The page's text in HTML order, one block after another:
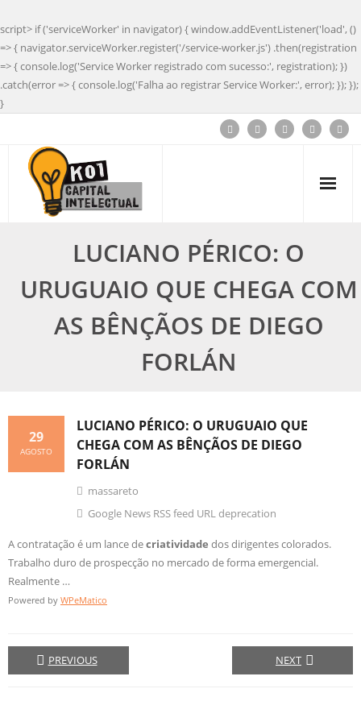
script> if ('serviceWorker' in navigator) { window.addEventListener('load', ()
=> { navigator.serviceWorker.register('/service-worker.js') .then(registration
=> { console.log('Service Worker registrado com sucesso:', registration); })
.catch(error => { console.log('Falha ao registrar Service Worker:', error); }); });
}
LUCIANO PÉRICO: O
URUGUAIO QUE CHEGA COM
AS BÊNÇÃOS DE DIEGO
FORLÁN
LUCIANO PÉRICO: O URUGUAIO QUE
CHEGA COM AS BÊNÇÃOS DE DIEGO
FORLÁN
29
AGOSTO
massareto
Google News RSS feed URL deprecation
A contratação é um lance decriatividade dos dirigentes colorados.
Trabalho duro de prospecção no mercado de forma emergencial.
Realmente …
Powered by WPeMatico
PREVIOUS NEXT